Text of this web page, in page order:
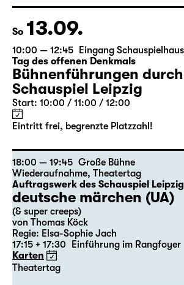
So 13.09.
10:00 — 12:45
Eingang Schauspielhaus
Tag des offenen Denkmals
Bühnenführungen
Schauspiel Leipzig
Start: 10:00 / 11:00 / 12:00
Eintritt frei, begrenzte Platzzahl!
18:00 — 19:45 Große Bühne
Wiederaufnahme, Theatertag
Auftragswerk des Schauspiel Leipzig
deutsche märchen (UA)
(& super creeps)
von Thomas Köck
Regie: Elsa-Sophie Jach
17:15 + 17:30
Einführung im Rangfoyer
Karten
Theatertag